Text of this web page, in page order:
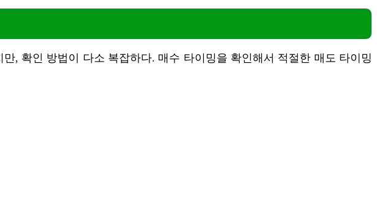
, 확인 방법이 다소 복잡하다. 매수 타이밍을 확인해서 적절한 매도 타이밍